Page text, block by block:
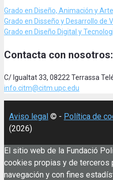
Grado en Diseño, Animación y
Grado en Disseño y Desarrollo de
Grado en Diseño Digital y
Contacta con nosotros:
C/ Igualtat 33, 08222 Terrassa
info.citm@citm.upc.edu
Aviso legal © - Política de
(2026)
El sitio web de la Fundació
cookies propias y de terceros
navegación y con fines